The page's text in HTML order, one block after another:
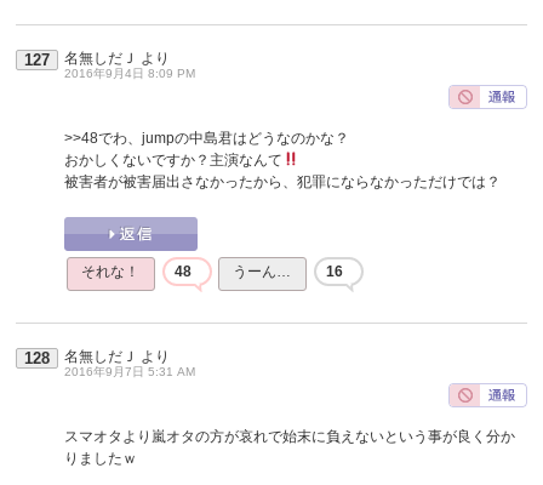
127 名無しだＪ より
2016年9月4日 8:09 PM
>>48でわ、jumpの中島君はどうなのかな？
おかしくないですか？主演なんて
被害者が被害届出さなかったから、犯罪にならなかっただけでは？
それな！ 48 うーん… 16
128 名無しだＪ より
2016年9月7日 5:31 AM
スマオタより嵐オタの方が哀れで始末に負えないという事が良く分か
りましたｗ